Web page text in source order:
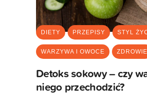
DIETY PRZEPISY STYL
WARZYWA I OWOCE ZDROWIE
Detoks sokowy – czy
niego przechodzić?